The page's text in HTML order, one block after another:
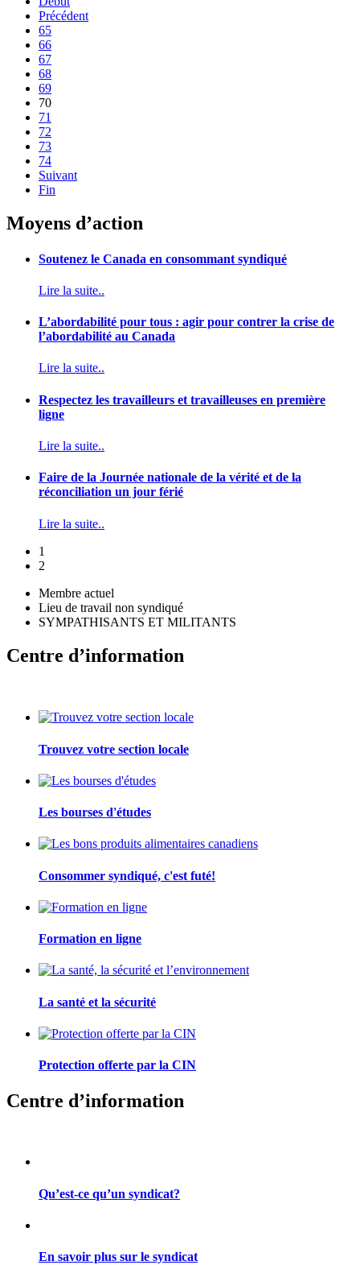
Précédent
65
66
67
68
69
70
71
72
73
74
Suivant
Fin
Moyens d’action
Soutenez le Canada en consommant syndiqué
Lire la suite..
L’abordabilité pour tous : agir pour contrer la crise de
l’abordabilité au Canada
Lire la suite..
Respectez les travailleurs et travailleuses en première
ligne
Lire la suite..
Faire de la Journée nationale de la vérité et de la
réconciliation un jour férié
Lire la suite..
1
2
Membre actuel
Lieu de travail non syndiqué
SYMPATHISANTS ET MILITANTS
Centre d’information
Trouvez votre section locale
Les bourses d'études
Consommer syndiqué, c'est futé!
Formation en ligne
La santé et la sécurité
Protection offerte par la CIN
Centre d’information
Qu’est-ce qu’un syndicat?
En savoir plus sur le syndicat